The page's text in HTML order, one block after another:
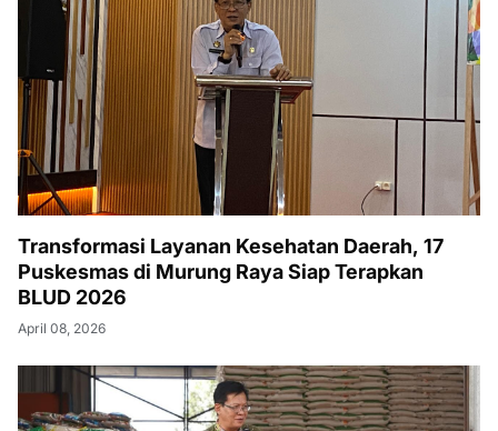
Transformasi Layanan Kesehatan Daerah, 17
Puskesmas di Murung Raya Siap Terapkan
BLUD 2026
April 08, 2026